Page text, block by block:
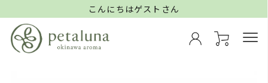
こんにちはゲストさん